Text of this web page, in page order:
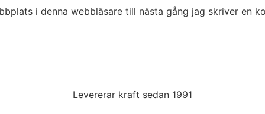
i denna webbläsare till nästa gång jag skriver en
Levererar kraft sedan 1991